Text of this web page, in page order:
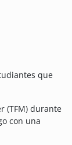
que
(TFM) durante
con una